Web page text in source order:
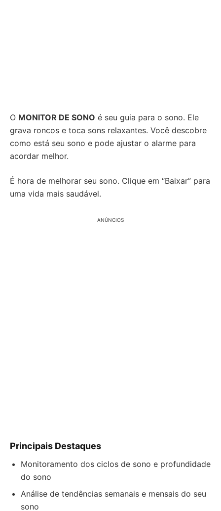
O MONITOR DE SONO é seu guia para o sono. Ele
grava roncos e toca sons relaxantes. Você descobre
como está seu sono e pode ajustar o alarme para
acordar melhor.
É hora de melhorar seu sono. Clique em “Baixar” para
uma vida mais saudável.
ANÚNCIOS
Principais Destaques
Monitoramento dos ciclos de sono e profundidade
do sono
Análise de tendências semanais e mensais do seu
sono